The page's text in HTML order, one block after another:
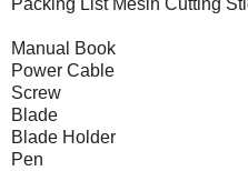
Packing List Mesin Cutting
Manual Book
Power Cable
Screw
Blade
Blade Holder
Pen